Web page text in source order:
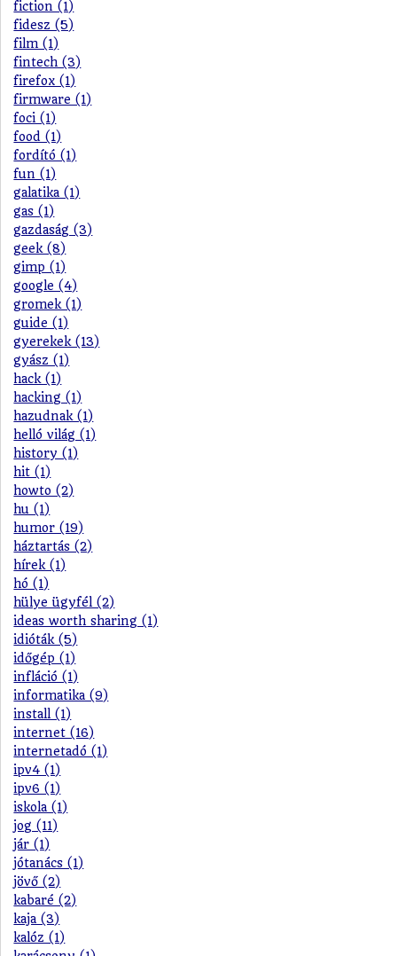
fiction (1)
fidesz (5)
film (1)
fintech (3)
firefox (1)
firmware (1)
foci (1)
food (1)
fordító (1)
fun (1)
galatika (1)
gas (1)
gazdaság (3)
geek (8)
gimp (1)
google (4)
gromek (1)
guide (1)
gyerekek (13)
gyász (1)
hack (1)
hacking (1)
hazudnak (1)
helló világ (1)
history (1)
hit (1)
howto (2)
hu (1)
humor (19)
háztartás (2)
hírek (1)
hó (1)
hülye ügyfél (2)
ideas worth sharing (1)
idióták (5)
időgép (1)
infláció (1)
informatika (9)
install (1)
internet (16)
internetadó (1)
ipv4 (1)
ipv6 (1)
iskola (1)
jog (11)
jár (1)
jótanács (1)
jövő (2)
kabaré (2)
kaja (3)
kalóz (1)